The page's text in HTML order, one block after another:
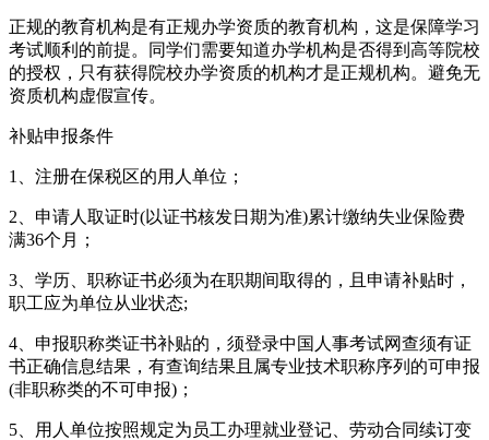
正规的教育机构是有正规办学资质的教育机构，这是保障学习
考试顺利的前提。同学们需要知道办学机构是否得到高等院校
的授权，只有获得院校办学资质的机构才是正规机构。避免无
资质机构虚假宣传。
补贴申报条件
1、注册在保税区的用人单位；
2、申请人取证时(以证书核发日期为准)累计缴纳失业保险费
满36个月；
3、学历、职称证书必须为在职期间取得的，且申请补贴时，
职工应为单位从业状态;
4、申报职称类证书补贴的，须登录中国人事考试网查须有证
书正确信息结果，有查询结果且属专业技术职称序列的可申报
(非职称类的不可申报)；
5、用人单位按照规定为员工办理就业登记、劳动合同续订变